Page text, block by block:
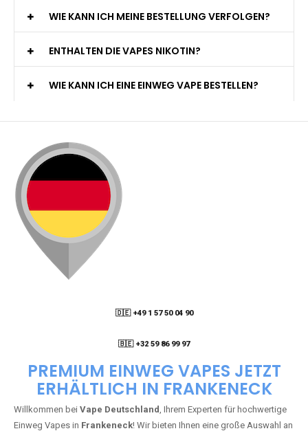
WIE KANN ICH MEINE BESTELLUNG VERFOLGEN?
ENTHALTEN DIE VAPES NIKOTIN?
WIE KANN ICH EINE EINWEG VAPE BESTELLEN?
🇩🇪 +49 1 57 50 04 90
🇧🇪 +32 59 86 99 97
PREMIUM EINWEG VAPES JETZT
ERHÄLTLICH IN FRANKENECK
Willkommen bei Vape Deutschland, Ihrem Experten für hochwertige
Einweg Vapes in Frankeneck! Wir bieten Ihnen eine große Auswahl an